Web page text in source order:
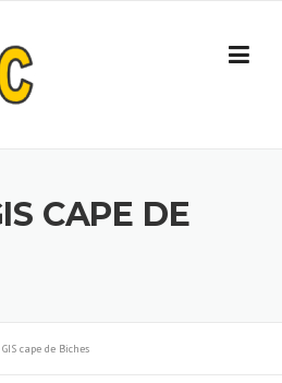
CAPE DE
cape de Biches